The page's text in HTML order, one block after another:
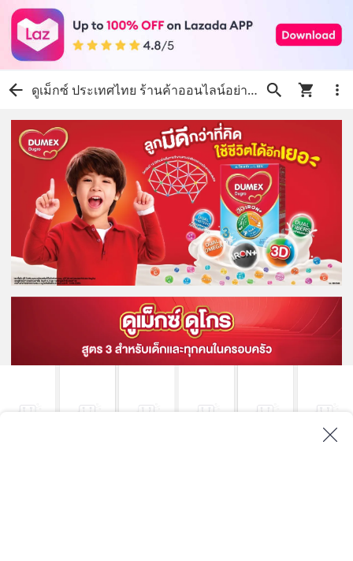
ดูเม็กซ์ ประเทศไทย ร้านค้าออนไลน์อย่างเป็นทางการ | ช้อปเลยบน Lazada